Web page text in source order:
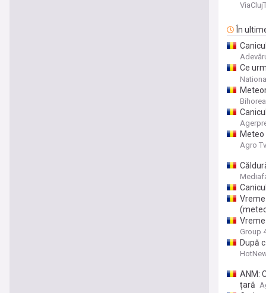
În
Ce
Meteo
Agro Tv
Group
După
ANM:
țară